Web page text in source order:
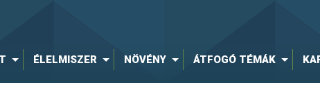
ÉLELMISZER NÖVÉNY ÁTFOGÓ TÉMÁK